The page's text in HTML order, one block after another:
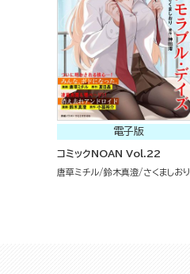
電子版
コミックNOAN Vol.22
唐草ミチル 鈴木真澄 さくましおり